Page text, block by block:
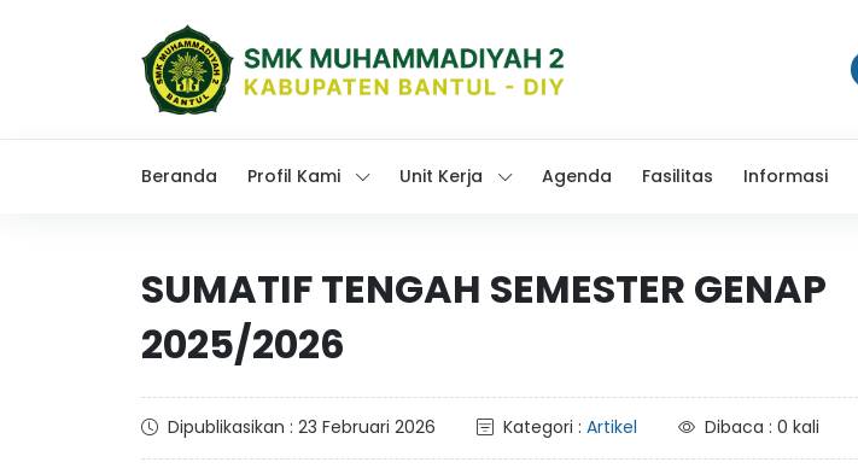
Beranda Profil Kami Unit Kerja Agenda Fasilitas Informasi
SUMATIF TENGAH SEMESTER GENAP
2025/2026
Dipublikasikan : 23 Februari 2026 Kategori : Artikel Dibaca : 0 kali